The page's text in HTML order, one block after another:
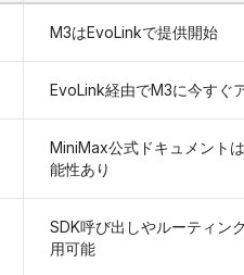
M3はEvoLinkで提供開始
EvoLink経由でM3に今すぐ
MiniMax公式ドキュメント
能性あり
SDK呼び出しやルーティン
用可能